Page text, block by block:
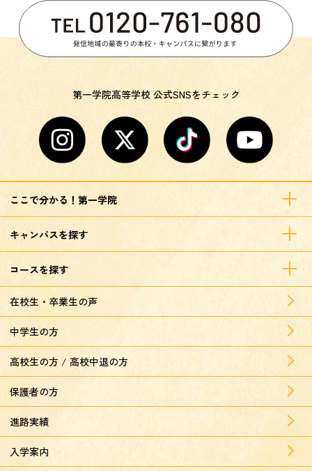
第一学院高等学校 公式SNSをチェック
ここで分かる！第一学院
キャンパスを探す
コースを探す
在校生・卒業生の声
中学生の方
高校生の方 / 高校中退の方
保護者の方
進路実績
入学案内